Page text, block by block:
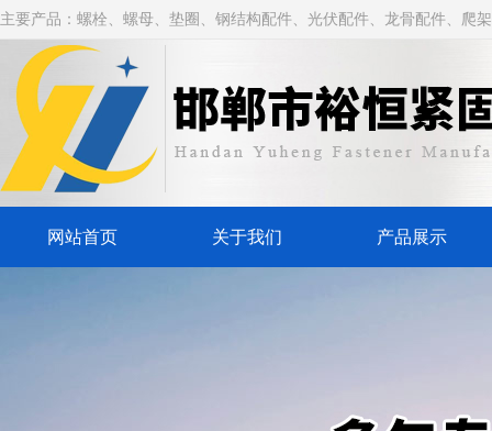
主要产品：螺栓、螺母、垫圈、钢结构配件、光伏配件、龙骨配件、爬
网站首页 关于我们 产品展示